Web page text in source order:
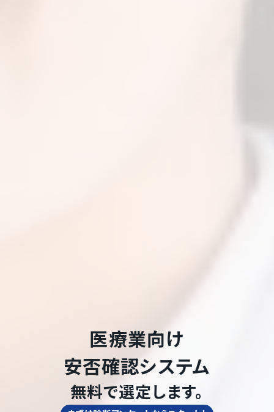
医療業向け
安否確認システム
無料で選定します。